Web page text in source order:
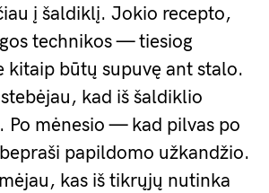
į šaldiklį. Jokio recepto,
technikos — tiesiog
kitaip būtų supuvę ant stalo.
kad iš šaldiklio
Po mėnesio — kad pilvas po
papildomo užkandžio.
kas iš tikrųjų nutinka